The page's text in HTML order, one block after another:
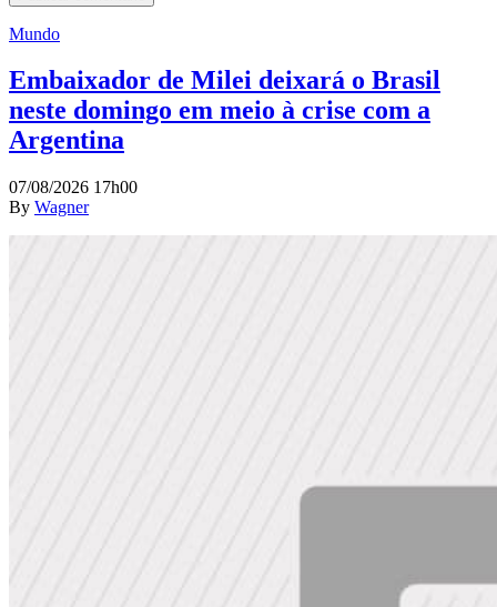
Mundo
Embaixador de Milei deixará o Brasil
neste domingo em meio à crise com a
Argentina
07/08/2026 17h00
By Wagner